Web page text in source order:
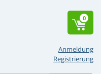
Anmeldung
Registrierung
0